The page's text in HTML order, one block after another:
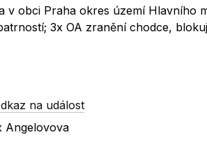
v obci Praha okres území Hlavního
3x OA zranění chodce,
na událost
Angelovova